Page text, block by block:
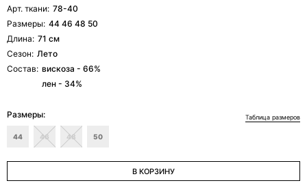
Я даю согласие ООО «ФИЛЕО» на обработку моих
личного кабинета, связи и исполнения договора на
условиях
Политики конфиденциальности
Арт. ткани: 78-40
Размеры: 44 46 48 50
Длина: 71 см
Сезон: Лето
Состав: вискоза - 66%
лен - 34%
Размеры:
44 46 48 50
В КОРЗИНУ
Таблица размеров